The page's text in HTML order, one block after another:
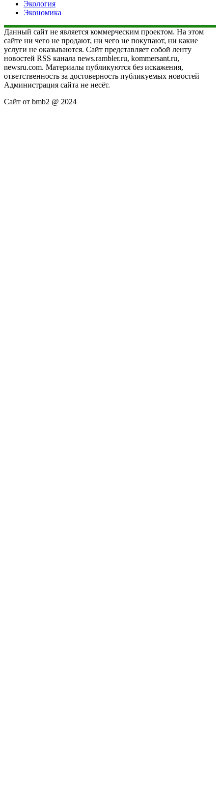
Экология
Экономика
Данный сайт не является коммерческим проектом. На этом
сайте ни чего не продают, ни чего не покупают, ни какие
услуги не оказываются. Сайт представляет собой ленту
новостей RSS канала news.rambler.ru, kommersant.ru,
newsru.com. Материалы публикуются без искажения,
ответственность за достоверность публикуемых новостей
Администрация сайта не несёт.
Сайт от bmb2 @ 2024